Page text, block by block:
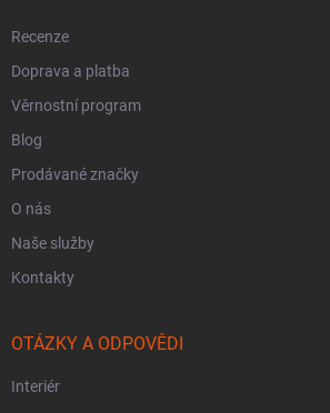
Recenze
Doprava a platba
Věrnostní program
Blog
Prodávané značky
O nás
Naše služby
Kontakty
OTÁZKY A ODPOVĚDI
Interiér